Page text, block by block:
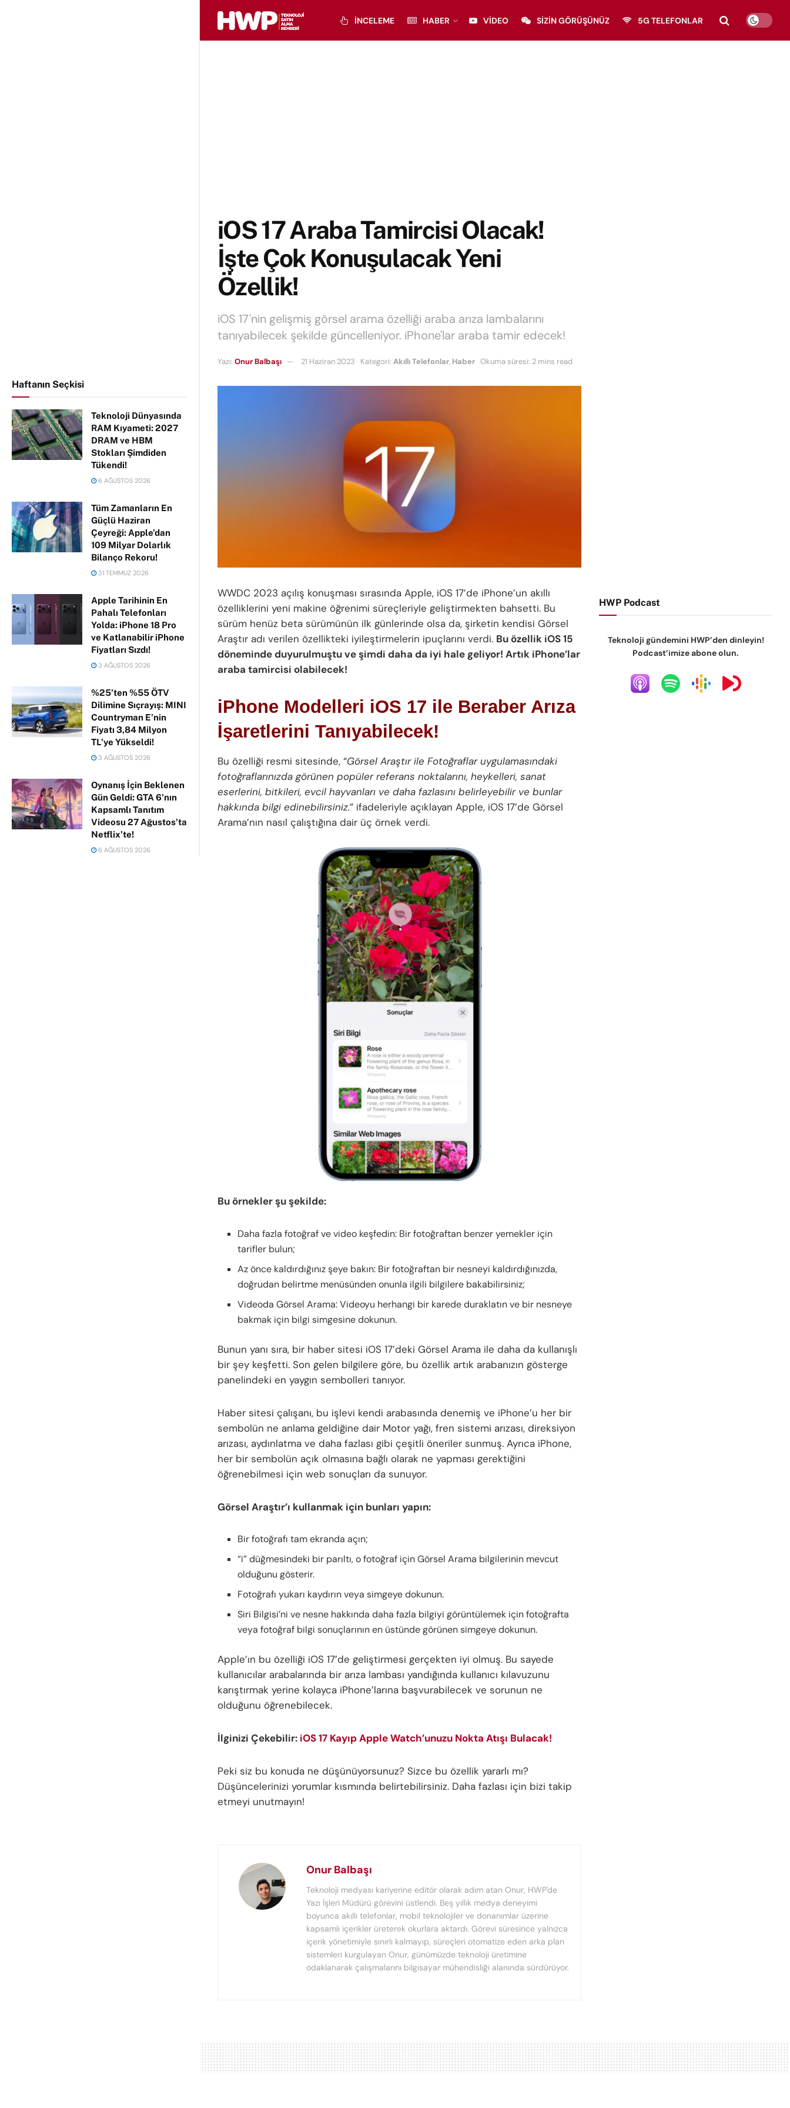
Haftanın Seçkisi
Teknoloji Dünyasında
RAM Kıyameti: 2027
DRAM ve HBM
Stokları Şimdiden
Tükendi!
6 AĞUSTOS 2026
Tüm Zamanların En
Güçlü Haziran
Çeyreği: Apple’dan
109 Milyar Dolarlık
Bilanço Rekoru!
31 TEMMUZ 2026
Apple Tarihinin En
Pahalı Telefonları
Yolda: iPhone 18 Pro
ve Katlanabilir iPhone
Fiyatları Sızdı!
3 AĞUSTOS 2026
%25’ten %55 ÖTV
Dilimine Sıçrayış: MINI
Countryman E’nin
Fiyatı 3,84 Milyon
TL’ye Yükseldi!
3 AĞUSTOS 2026
Oynanış İçin Beklenen
Gün Geldi: GTA 6’nın
Kapsamlı Tanıtım
Videosu 27 Ağustos’ta
Netflix’te!
6 AĞUSTOS 2026
İNCELEME HABER VIDEO SIZIN GÖRÜŞÜNÜZ 5G TELEFONLAR
iOS 17 Araba Tamircisi Olacak!
İşte Çok Konuşulacak Yeni
Özellik!
iOS 17'nin gelişmiş görsel arama özelliği araba arıza lambalarını
tanıyabilecek şekilde güncelleniyor. iPhone'lar araba tamir edecek!
Yazı: Onur Balbaşı 21 Haziran 2023 Kategori: Akıllı Telefonlar, Haber Okuma süresi: 2 mins read
WWDC 2023 açılış konuşması sırasında Apple, iOS 17’de iPhone’un akıllı
özelliklerini yeni makine öğrenimi süreçleriyle geliştirmekten bahsetti. Bu
sürüm henüz beta sürümünün ilk günlerinde olsa da, şirketin kendisi Görsel
Araştır adı verilen özellikteki iyileştirmelerin ipuçlarını verdi. Bu özellik iOS 15
döneminde duyurulmuştu ve şimdi daha da iyi hale geliyor! Artık iPhone’lar
araba tamircisi olabilecek!
iPhone Modelleri iOS 17 ile Beraber Arıza
İşaretlerini Tanıyabilecek!
Bu özelliği resmi sitesinde, “Görsel Araştır ile Fotoğraflar uygulamasındaki
fotoğraflarınızda görünen popüler referans noktalarını, heykelleri, sanat
eserlerini, bitkileri, evcil hayvanları ve daha fazlasını belirleyebilir ve bunlar
hakkında bilgi edinebilirsiniz.” ifadeleriyle açıklayan Apple, iOS 17’de Görsel
Arama’nın nasıl çalıştığına dair üç örnek verdi.
Bu örnekler şu şekilde:
Daha fazla fotoğraf ve video keşfedin: Bir fotoğraftan benzer yemekler için
tarifler bulun;
Az önce kaldırdığınız şeye bakın: Bir fotoğraftan bir nesneyi kaldırdığınızda,
doğrudan belirtme menüsünden onunla ilgili bilgilere bakabilirsiniz;
Videoda Görsel Arama: Videoyu herhangi bir karede duraklatın ve bir nesneye
bakmak için bilgi simgesine dokunun.
Bunun yanı sıra, bir haber sitesi iOS 17’deki Görsel Arama ile daha da kullanışlı
bir şey keşfetti. Son gelen bilgilere göre, bu özellik artık arabanızın gösterge
panelindeki en yaygın sembolleri tanıyor.
Haber sitesi çalışanı, bu işlevi kendi arabasında denemiş ve iPhone’u her bir
sembolün ne anlama geldiğine dair Motor yağı, fren sistemi arızası, direksiyon
arızası, aydınlatma ve daha fazlası gibi çeşitli öneriler sunmuş. Ayrıca iPhone,
her bir sembolün açık olmasına bağlı olarak ne yapması gerektiğini
öğrenebilmesi için web sonuçları da sunuyor.
Görsel Araştır’ı kullanmak için bunları yapın:
Bir fotoğrafı tam ekranda açın;
“i” düğmesindeki bir parıltı, o fotoğraf için Görsel Arama bilgilerinin mevcut
olduğunu gösterir.
Fotoğrafı yukarı kaydırın veya simgeye dokunun.
Siri Bilgisi’ni ve nesne hakkında daha fazla bilgiyi görüntülemek için fotoğrafta
veya fotoğraf bilgi sonuçlarının en üstünde görünen simgeye dokunun.
Apple’ın bu özelliği iOS 17’de geliştirmesi gerçekten iyi olmuş. Bu sayede
kullanıcılar arabalarında bir arıza lambası yandığında kullanıcı kılavuzunu
karıştırmak yerine kolayca iPhone’larına başvurabilecek ve sorunun ne
olduğunu öğrenebilecek.
İlginizi Çekebilir: iOS 17 Kayıp Apple Watch’unuzu Nokta Atışı Bulacak!
Peki siz bu konuda ne düşünüyorsunuz? Sizce bu özellik yararlı mı?
Düşüncelerinizi yorumlar kısmında belirtebilirsiniz. Daha fazlası için bizi takip
etmeyi unutmayın!
Onur Balbaşı
Teknoloji medyası kariyerine editör olarak adım atan Onur, HWP'de
Yazı İşleri Müdürü görevini üstlendi. Beş yıllık medya deneyimi
boyunca akıllı telefonlar, mobil teknolojiler ve donanımlar üzerine
kapsamlı içerikler üreterek okurlara aktardı. Görevi süresince yalnızca
içerik yönetimiyle sınırlı kalmayıp, süreçleri otomatize eden arka plan
sistemleri kurgulayan Onur, günümüzde teknoloji üretimine
odaklanarak çalışmalarını bilgisayar mühendisliği alanında sürdürüyor.
HWP Podcast
Teknoloji gündemini HWP’den dinleyin!
Podcast’imize abone olun.